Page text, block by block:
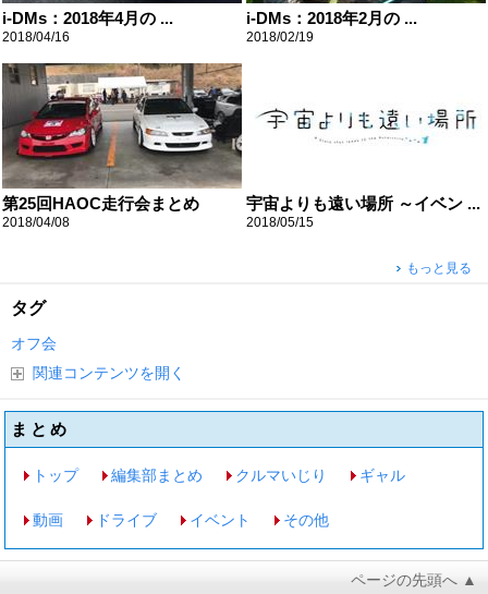
i-DMs：2018年4月の ...
2018/04/16
i-DMs：2018年2月の ...
2018/02/19
第25回HAOC走行会まとめ
2018/04/08
宇宙よりも遠い場所 ～イベン ...
2018/05/15
もっと見る
タグ
オフ会
関連コンテンツを開く
まとめ
トップ 編集部まとめ クルマいじり ギャル
動画 ドライブ イベント その他
ページの先頭へ ▲